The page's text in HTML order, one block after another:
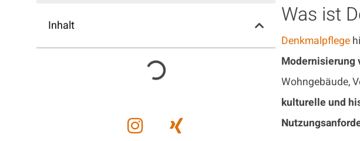
Inhalt Was ist
Denkmalpflege
Modernisierung
Wohngebäude,
kulturelle und